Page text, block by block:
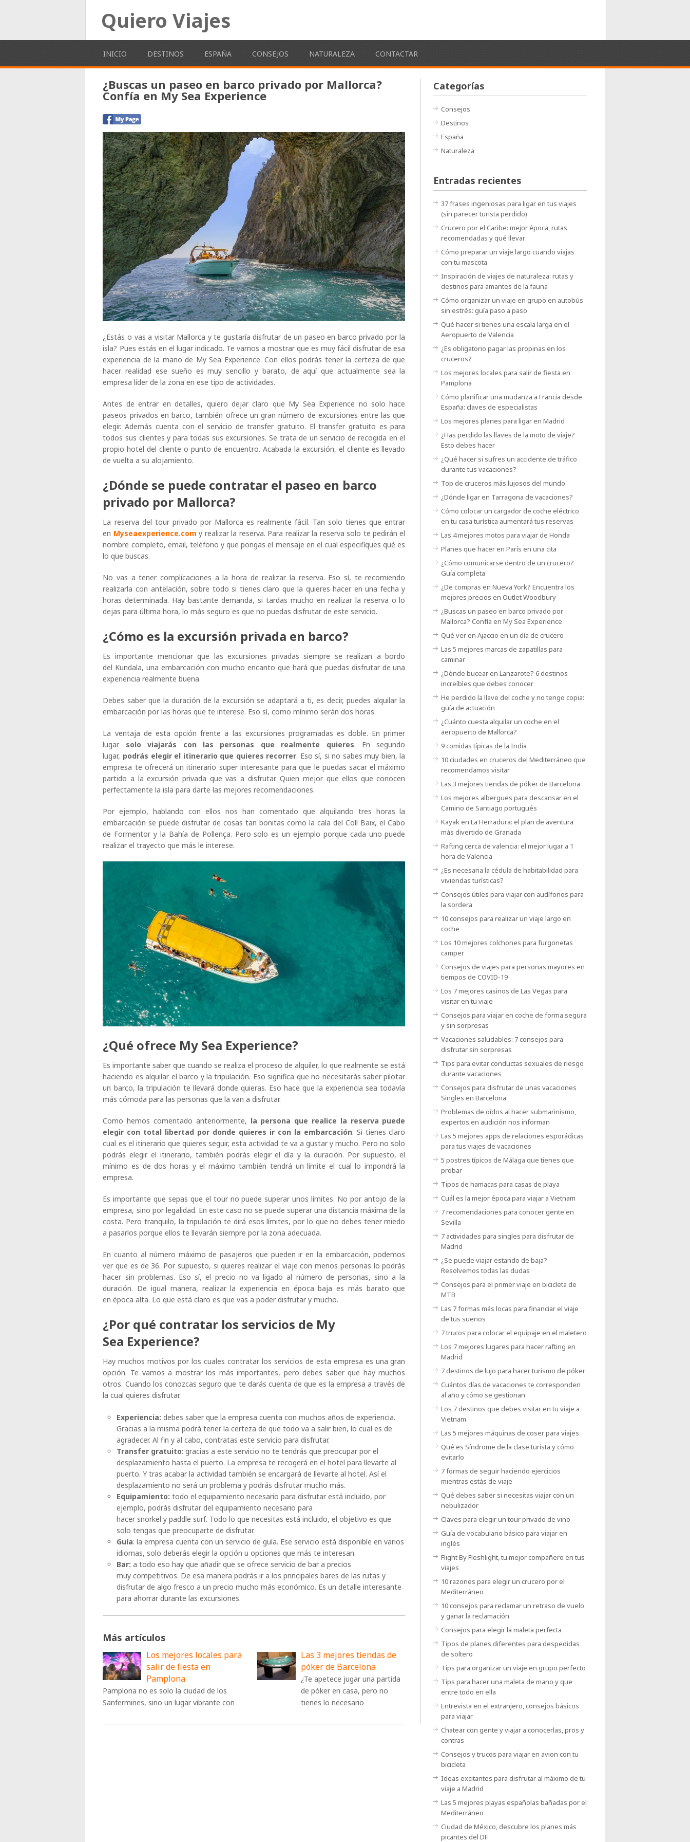
Quiero Viajes
INICIO DESTINOS ESPAÑA CONSEJOS NATURALEZA CONTACTAR
¿Buscas un paseo en barco privado por Mallorca?
Confía en My Sea Experience
¿Estás o vas a visitar Mallorca y te gustaría disfrutar de un paseo en barco privado por la
isla? Pues estás en el lugar indicado. Te vamos a mostrar que es muy fácil disfrutar de esa
experiencia de la mano de My Sea Experience. Con ellos podrás tener la certeza de que
hacer realidad ese sueño es muy sencillo y barato, de aquí que actualmente sea la
empresa líder de la zona en ese tipo de actividades.
Antes de entrar en detalles, quiero dejar claro que My Sea Experience no solo hace
paseos privados en barco, también ofrece un gran número de excursiones entre las que
elegir. Además cuenta con el servicio de transfer gratuito. El transfer gratuito es para
todos sus clientes y para todas sus excursiones. Se trata de un servicio de recogida en el
propio hotel del cliente o punto de encuentro. Acabada la excursión, el cliente es llevado
de vuelta a su alojamiento.
¿Dónde se puede contratar el paseo en barco
privado por Mallorca?
La reserva del tour privado por Mallorca es realmente fácil. Tan solo tienes que entrar
en Myseaexperience.com y realizar la reserva. Para realizar la reserva solo te pedirán el
nombre completo, email, teléfono y que pongas el mensaje en el cual especifiques qué es
lo que buscas.
No vas a tener complicaciones a la hora de realizar la reserva. Eso sí, te recomiendo
realizarla con antelación, sobre todo si tienes claro que la quieres hacer en una fecha y
horas determinada. Hay bastante demanda, si tardas mucho en realizar la reserva o lo
dejas para última hora, lo más seguro es que no puedas disfrutar de este servicio.
¿Cómo es la excursión privada en barco?
Es importante mencionar que las excursiones privadas siempre se realizan a bordo
del Kundala, una embarcación con mucho encanto que hará que puedas disfrutar de una
experiencia realmente buena.
Debes saber que la duración de la excursión se adaptará a ti, es decir, puedes alquilar la
embarcación por las horas que te interese. Eso sí, como mínimo serán dos horas.
La ventaja de esta opción frente a las excursiones programadas es doble. En primer
lugar solo viajarás con las personas que realmente quieres. En segundo
lugar, podrás elegir el itinerario que quieres recorrer. Eso sí, si no sabes muy bien, la
empresa te ofrecerá un itinerario super interesante para que le puedas sacar el máximo
partido a la excursión privada que vas a disfrutar. Quien mejor que ellos que conocen
perfectamente la isla para darte las mejores recomendaciones.
Por ejemplo, hablando con ellos nos han comentado que alquilando tres horas la
embarcación se puede disfrutar de cosas tan bonitas como la cala del Coll Baix, el Cabo
de Formentor y la Bahía de Pollença. Pero solo es un ejemplo porque cada uno puede
realizar el trayecto que más le interese.
¿Qué ofrece My Sea Experience?
Es importante saber que cuando se realiza el proceso de alquiler, lo que realmente se está
haciendo es alquilar el barco y la tripulación. Eso significa que no necesitarás saber pilotar
un barco, la tripulación te llevará donde quieras. Eso hace que la experiencia sea todavía
más cómoda para las personas que la van a disfrutar.
Como hemos comentado anteriormente, la persona que realice la reserva puede
elegir con total libertad por donde quieres ir con la embarcación. Si tienes claro
cual es el itinerario que quieres seguir, esta actividad te va a gustar y mucho. Pero no solo
podrás elegir el itinerario, también podrás elegir el día y la duración. Por supuesto, el
mínimo es de dos horas y el máximo también tendrá un límite el cual lo impondrá la
empresa.
Es importante que sepas que el tour no puede superar unos límites. No por antojo de la
empresa, sino por legalidad. En este caso no se puede superar una distancia máxima de la
costa. Pero tranquilo, la tripulación te dirá esos límites, por lo que no debes tener miedo
a pasarlos porque ellos te llevarán siempre por la zona adecuada.
En cuanto al número máximo de pasajeros que pueden ir en la embarcación, podemos
ver que es de 36. Por supuesto, si quieres realizar el viaje con menos personas lo podrás
hacer sin problemas. Eso sí, el precio no va ligado al número de personas, sino a la
duración. De igual manera, realizar la experiencia en época baja es más barato que
en época alta. Lo que está claro es que vas a poder disfrutar y mucho.
¿Por qué contratar los servicios de My
Sea Experience?
Hay muchos motivos por los cuales contratar los servicios de esta empresa es una gran
opción. Te vamos a mostrar los más importantes, pero debes saber que hay muchos
otros. Cuando los conozcas seguro que te darás cuenta de que es la empresa a través de
la cual quieres disfrutar.
Experiencia: debes saber que la empresa cuenta con muchos años de experiencia.
Gracias a la misma podrá tener la certeza de que todo va a salir bien, lo cual es de
agradecer. Al fin y al cabo, contratas este servicio para disfrutar.
Transfer gratuito: gracias a este servicio no te tendrás que preocupar por el
desplazamiento hasta el puerto. La empresa te recogerá en el hotel para llevarte al
puerto. Y tras acabar la actividad también se encargará de llevarte al hotel. Así el
desplazamiento no será un problema y podrás disfrutar mucho más.
Equipamiento: todo el equipamiento necesario para disfrutar está incluido, por
ejemplo, podrás disfrutar del equipamiento necesario para
hacer snorkel y paddle surf. Todo lo que necesitas está incluido, el objetivo es que
solo tengas que preocuparte de disfrutar.
Guía: la empresa cuenta con un servicio de guía. Ese servicio está disponible en varios
idiomas, solo deberás elegir la opción u opciones que más te interesan.
Bar: a todo eso hay que añadir que se ofrece servicio de bar a precios
muy competitivos. De esa manera podrás ir a los principales bares de las rutas y
disfrutar de algo fresco a un precio mucho más económico. Es un detalle interesante
para ahorrar durante las excursiones.
Más artículos
Los mejores locales para
salir de fiesta en
Pamplona
Pamplona no es solo la ciudad de los
Sanfermines, sino un lugar vibrante con
Las 3 mejores tiendas de
póker de Barcelona
¿Te apetece jugar una partida
de póker en casa, pero no
tienes lo necesario
Categorías
Consejos
Destinos
España
Naturaleza
Entradas recientes
37 frases ingeniosas para ligar en tus viajes
(sin parecer turista perdido)
Crucero por el Caribe: mejor época, rutas
recomendadas y qué llevar
Cómo preparar un viaje largo cuando viajas
con tu mascota
Inspiración de viajes de naturaleza: rutas y
destinos para amantes de la fauna
Cómo organizar un viaje en grupo en autobús
sin estrés: guía paso a paso
Qué hacer si tienes una escala larga en el
Aeropuerto de Valencia
¿Es obligatorio pagar las propinas en los
cruceros?
Los mejores locales para salir de fiesta en
Pamplona
Cómo planificar una mudanza a Francia desde
España: claves de especialistas
Los mejores planes para ligar en Madrid
¿Has perdido las llaves de la moto de viaje?
Esto debes hacer
¿Qué hacer si sufres un accidente de tráfico
durante tus vacaciones?
Top de cruceros más lujosos del mundo
¿Dónde ligar en Tarragona de vacaciones?
Cómo colocar un cargador de coche eléctrico
en tu casa turística aumentará tus reservas
Las 4 mejores motos para viajar de Honda
Planes que hacer en París en una cita
¿Cómo comunicarse dentro de un crucero?
Guía completa
¿De compras en Nueva York? Encuentra los
mejores precios en Outlet Woodbury
¿Buscas un paseo en barco privado por
Mallorca? Confía en My Sea Experience
Qué ver en Ajaccio en un día de crucero
Las 5 mejores marcas de zapatillas para
caminar
¿Dónde bucear en Lanzarote? 6 destinos
increíbles que debes conocer
He perdido la llave del coche y no tengo copia:
guía de actuación
¿Cuánto cuesta alquilar un coche en el
aeropuerto de Mallorca?
9 comidas típicas de la India
10 ciudades en cruceros del Mediterráneo que
recomendamos visitar
Las 3 mejores tiendas de póker de Barcelona
Los mejores albergues para descansar en el
Camino de Santiago portugués
Kayak en La Herradura: el plan de aventura
más divertido de Granada
Rafting cerca de valencia: el mejor lugar a 1
hora de Valencia
¿Es necesaria la cédula de habitabilidad para
viviendas turísticas?
Consejos útiles para viajar con audífonos para
la sordera
10 consejos para realizar un viaje largo en
coche
Los 10 mejores colchones para furgonetas
camper
Consejos de viajes para personas mayores en
tiempos de COVID-19
Los 7 mejores casinos de Las Vegas para
visitar en tu viaje
Consejos para viajar en coche de forma segura
y sin sorpresas
Vacaciones saludables: 7 consejos para
disfrutar sin sorpresas
Tips para evitar conductas sexuales de riesgo
durante vacaciones
Consejos para disfrutar de unas vacaciones
Singles en Barcelona
Problemas de oídos al hacer submarinismo,
expertos en audición nos informan
Las 5 mejores apps de relaciones esporádicas
para tus viajes de vacaciones
5 postres típicos de Málaga que tienes que
probar
Tipos de hamacas para casas de playa
Cuál es la mejor época para viajar a Vietnam
7 recomendaciones para conocer gente en
Sevilla
7 actividades para singles para disfrutar de
Madrid
¿Se puede viajar estando de baja?
Resolvemos todas las dudas
Consejos para el primer viaje en bicicleta de
MTB
Las 7 formas más locas para financiar el viaje
de tus sueños
7 trucos para colocar el equipaje en el maletero
Los 7 mejores lugares para hacer rafting en
Madrid
7 destinos de lujo para hacer turismo de póker
Cuántos días de vacaciones te corresponden
al año y cómo se gestionan
Los 7 destinos que debes visitar en tu viaje a
Vietnam
Las 5 mejores máquinas de coser para viajes
Qué es Síndrome de la clase turista y cómo
evitarlo
7 formas de seguir haciendo ejercicios
mientras estás de viaje
Qué debes saber si necesitas viajar con un
nebulizador
Claves para elegir un tour privado de vino
Guía de vocabulario básico para viajar en
inglés
Flight By Fleshlight, tu mejor compañero en tus
viajes
10 razones para elegir un crucero por el
Mediterráneo
10 consejos para reclamar un retraso de vuelo
y ganar la reclamación
Consejos para elegir la maleta perfecta
Tipos de planes diferentes para despedidas
de soltero
Tips para organizar un viaje en grupo perfecto
Tips para hacer una maleta de mano y que
entre todo en ella
Entrevista en el extranjero, consejos básicos
para viajar
Chatear con gente y viajar a conocerlas, pros y
contras
Consejos y trucos para viajar en avion con tu
bicicleta
Ideas excitantes para disfrutar al máximo de tu
viaje a Madrid
Las 5 mejores playas españolas bañadas por el
Mediterráneo
Ciudad de México, descubre los planes más
picantes del DF